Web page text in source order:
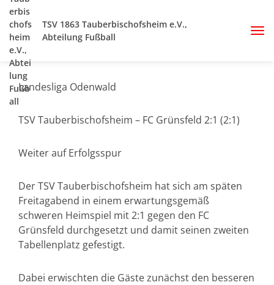
TSV 1863 Tauberbischofsheim e.V.,
Abteilung Fußball
Landesliga Odenwald
TSV Tauberbischofsheim – FC Grünsfeld 2:1 (2:1)
Weiter auf Erfolgsspur
Der TSV Tauberbischofsheim hat sich am späten
Freitagabend in einem erwartungsgemäß
schweren Heimspiel mit 2:1 gegen den FC
Grünsfeld durchgesetzt und damit seinen zweiten
Tabellenplatz gefestigt.
Dabei erwischten die Gäste zunächst den besseren